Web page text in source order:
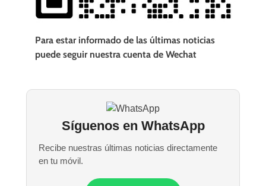
Para estar informado de las últimas noticias
puede seguir nuestra cuenta de Wechat
Síguenos en WhatsApp
Recibe nuestras últimas noticias directamente
en tu móvil.